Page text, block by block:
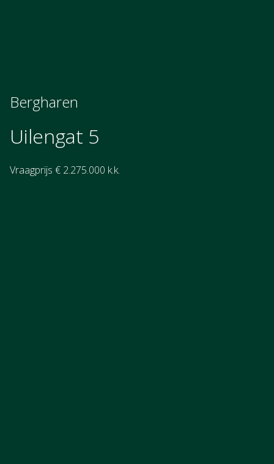
Bergharen
Uilengat 5
Vraagprijs € 2.275.000 k.k.